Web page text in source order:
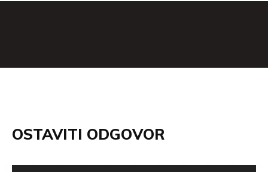
OSTAVITI ODGOVOR